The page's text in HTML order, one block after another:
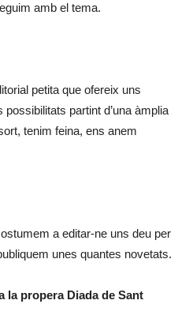
amb el tema.
petita que ofereix uns
partint d’una àmplia
tenim feina, ens anem
a editar-ne uns deu per
unes quantes novetats.
la propera Diada de Sant